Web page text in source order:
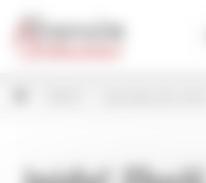
Panel pro správu cookies